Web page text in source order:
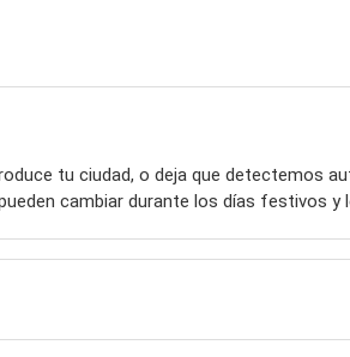
tu ciudad, o deja que detectemos
cambiar durante los días festivos y